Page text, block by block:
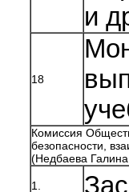
и
18
Комиссия
безопасности,
(Недбаева
1.